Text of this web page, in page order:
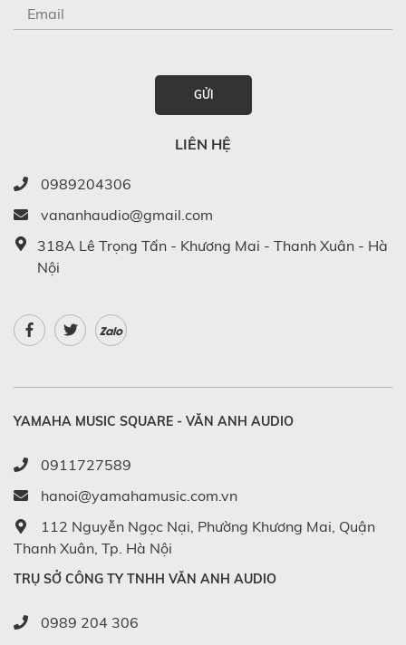
GỬI
LIÊN HỆ
0989204306
vananhaudio@gmail.com
318A Lê Trọng Tấn - Khương Mai - Thanh Xuân - Hà
Nội
Zalo
YAMAHA MUSIC SQUARE - VĂN ANH AUDIO
0911727589
hanoi@yamahamusic.com.vn
112 Nguyễn Ngọc Nại, Phường Khương Mai, Quận
Thanh Xuân, Tp. Hà Nội
TRỤ SỞ CÔNG TY TNHH VĂN ANH AUDIO
0989 204 306